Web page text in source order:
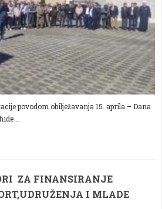
povodom obilježavanja 15. aprila – Dana
…
ZA FINANSIRANJE
I MLADE